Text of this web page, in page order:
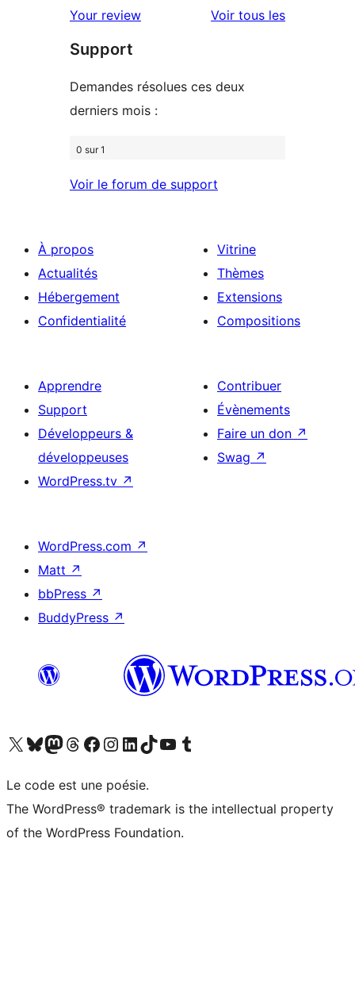
2
à
1
Your review Voir tous lesavis
Support
Demandes résolues ces deux
derniers mois :
0 sur 1
Voir le forum de support
À propos
Actualités
Hébergement
Confidentialité
Vitrine
Thèmes
Extensions
Compositions
Apprendre
Support
Développeurs &
développeuses
WordPress.tv ↗
Contribuer
Évènements
Faire un don ↗
Swag ↗
WordPress.com ↗
Matt ↗
bbPress ↗
BuddyPress ↗
Visitez notre compte X (précédemment Twitter)
Visiter notre compte Bluesky
Visiter notre compte Mastodon
Visiter notre compte Threads
Consulter notre compte Facebook
Consulter notre compte Instagram
Consulter notre compte LinkedIn
Visiter notre compte TokTok
Visiter notre chaîne YouTube
Visiter notre compte Tumblr
Le code est une poésie.
The WordPress® trademark is the intellectual property
of the WordPress Foundation.